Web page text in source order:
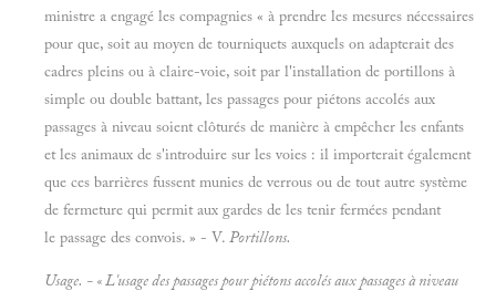
ministre a engagé les compagnies « à prendre les mesures nécessaires
pour que, soit au moyen de tourniquets auxquels on adapterait des
cadres pleins ou à claire-voie, soit par l'installation de portillons à
simple ou double battant, les passages pour piétons accolés aux
passages à niveau soient clôturés de manière à empêcher les enfants
et les animaux de s'introduire sur les voies : il importerait également
que ces barrières fussent munies de verrous ou de tout autre système
de fermeture qui permit aux gardes de les tenir fermées pendant
le passage des convois. » - V. Portillons.
Usage. - « L'usage des passages pour piétons accolés aux passages à niveau